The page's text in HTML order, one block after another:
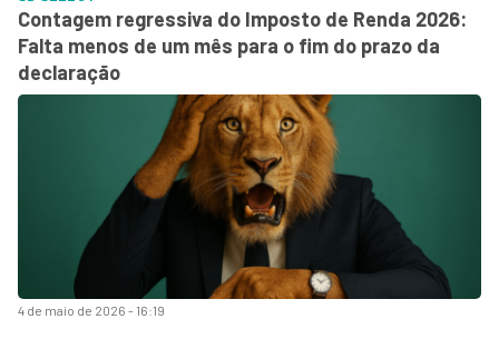
4 de maio de 2026 - 16:19
Contagem regressiva do Imposto de Renda 2026:
Falta menos de um mês para o fim do prazo da
declaração